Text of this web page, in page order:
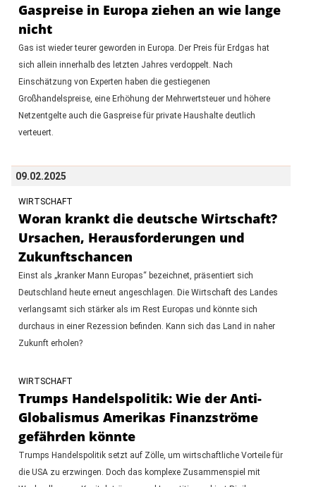
Gaspreise in Europa ziehen an wie lange
nicht
Gas ist wieder teurer geworden in Europa. Der Preis für Erdgas hat
sich allein innerhalb des letzten Jahres verdoppelt. Nach
Einschätzung von Experten haben die gestiegenen
Großhandelspreise, eine Erhöhung der Mehrwertsteuer und höhere
Netzentgelte auch die Gaspreise für private Haushalte deutlich
verteuert.
09.02.2025
WIRTSCHAFT
Woran krankt die deutsche Wirtschaft?
Ursachen, Herausforderungen und
Zukunftschancen
Einst als „kranker Mann Europas“ bezeichnet, präsentiert sich
Deutschland heute erneut angeschlagen. Die Wirtschaft des Landes
verlangsamt sich stärker als im Rest Europas und könnte sich
durchaus in einer Rezession befinden. Kann sich das Land in naher
Zukunft erholen?
WIRTSCHAFT
Trumps Handelspolitik: Wie der Anti-
Globalismus Amerikas Finanzströme
gefährden könnte
Trumps Handelspolitik setzt auf Zölle, um wirtschaftliche Vorteile für
die USA zu erzwingen. Doch das komplexe Zusammenspiel mit